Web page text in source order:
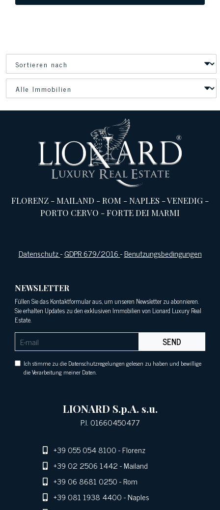
FLORENZ -MAILAND -ROM -NAPLES -VENEDIG -
PORTO CERVO -FORTE DEI MARMI
Datenschutz-GDPR 679/2016-Benutzungsbedingungen
NEWSLETTER
Füllen Sie das Kontaktformular aus, um unseren Newsletter zu abonnieren.
Sie erhalten Updates zu den exklusiven Immobilien von Lionard Luxury Real
Estate.
SEND
Ich stimme zu die Datenschutzregelungen gelesen zu haben und bewillige
die Verarbeitung meiner Daten.
LIONARD S.p.A. s.u.
P.I. 01660450477
+39 055 054 8100- Florenz
+39 02 2506 1442- Mailand
+39 06 8681 0250- Rom
+39 081 1938 4400- Naples